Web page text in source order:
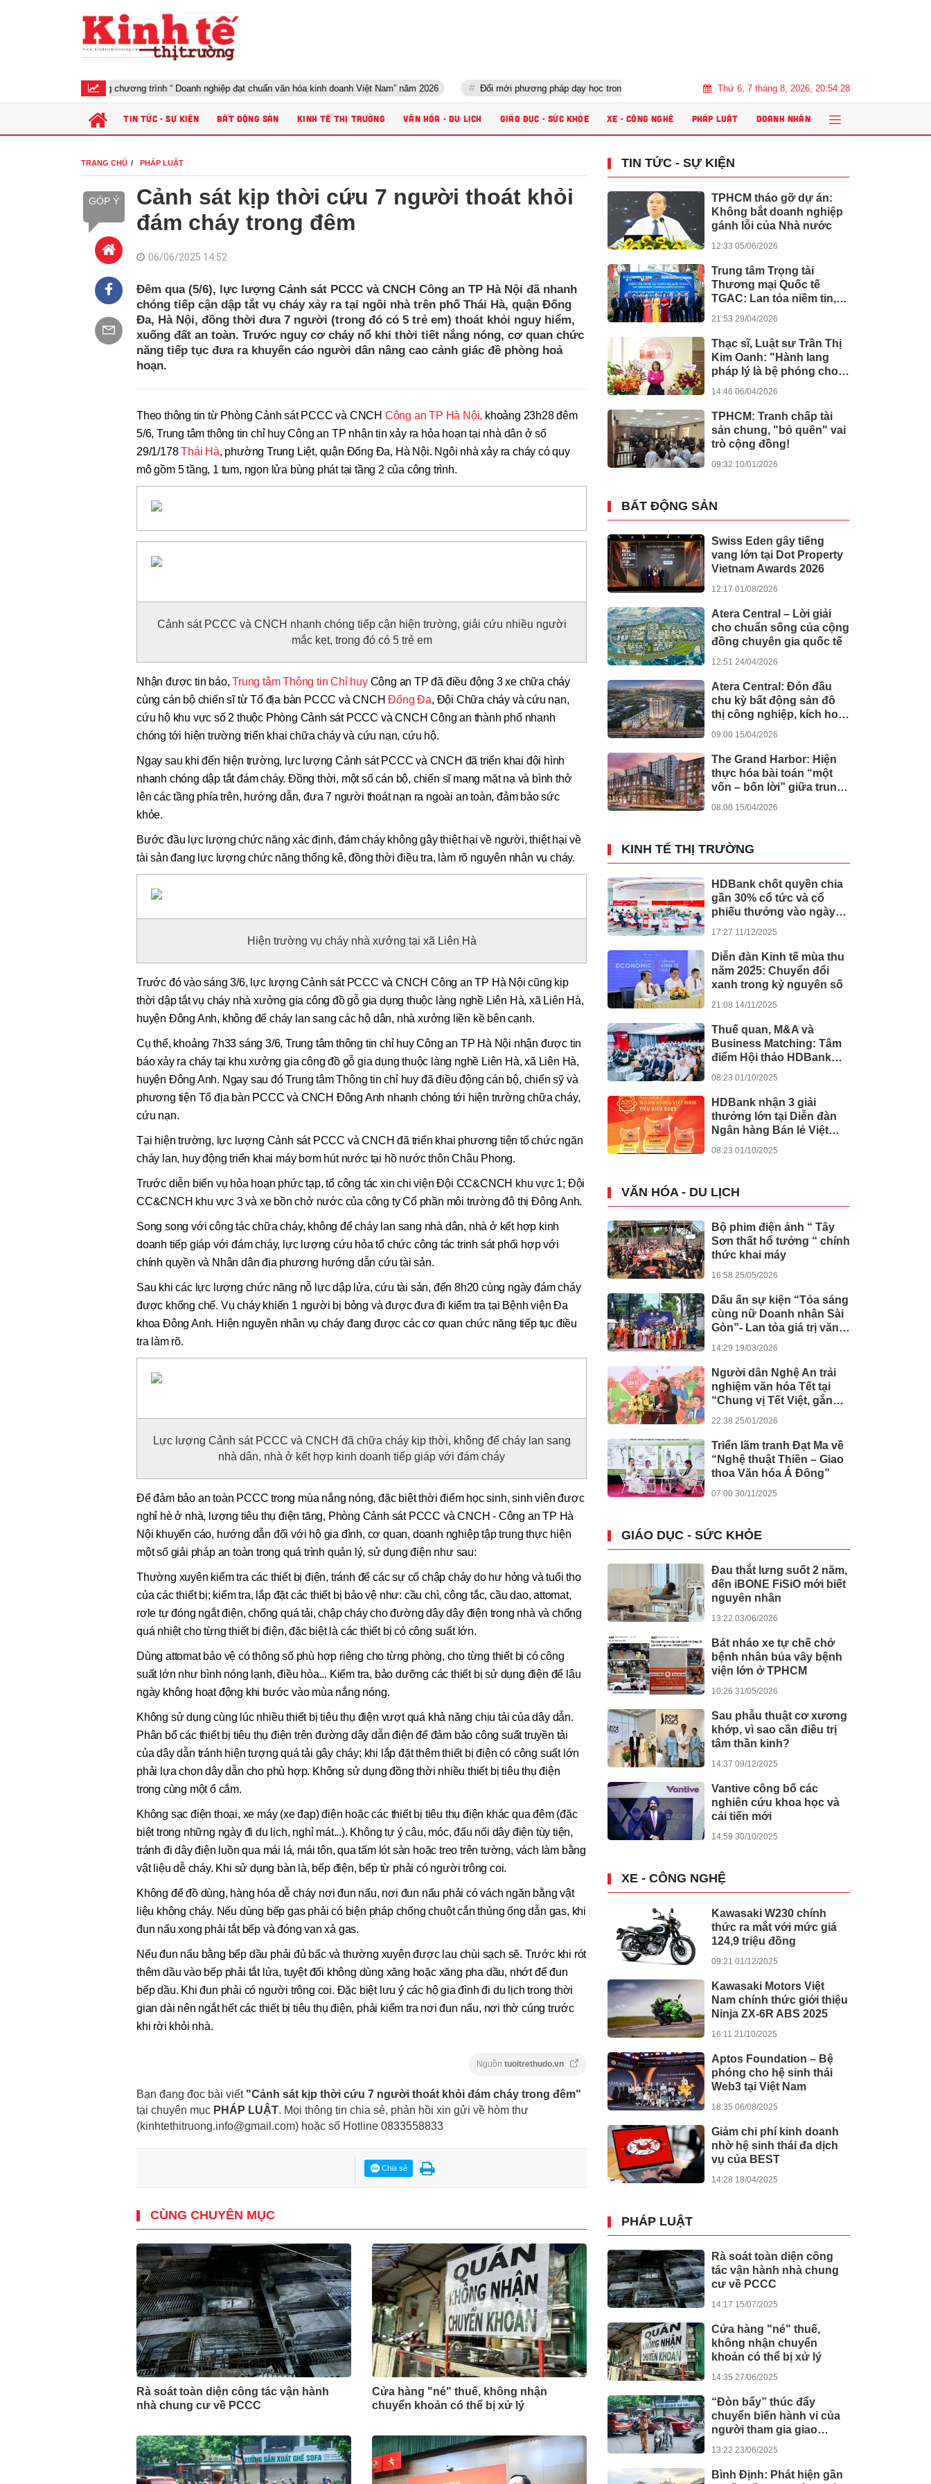
Khởi động chương trình “ Doanh nghiệp đạt chuẩn văn hóa kinh doanh Việt Nam” năm 2026 Đổi mới phương pháp dạy học trong kỷ nguyên AI: Giáo viên cần chuẩn bị gì? Giải thưởng Dot Property
Thứ 6, 7 tháng 8, 2026, 20:54:30
TIN TỨC - SỰ KIỆN BẤT ĐỘNG SẢN KINH TẾ THỊ TRƯỜNG VĂN HÓA - DU LỊCH GIÁO DỤC - SỨC KHỎE XE - CÔNG NGHỆ PHÁP LUẬT DOANH NHÂN
TRANG CHỦ PHÁP LUẬT
GÓP Ý
Cảnh sát kịp thời cứu 7 người thoát khỏi
đám cháy trong đêm
06/06/2025 14:52
Đêm qua (5/6), lực lượng Cảnh sát PCCC và CNCH Công an TP Hà Nội đã nhanh
chóng tiếp cận dập tắt vụ cháy xảy ra tại ngôi nhà trên phố Thái Hà, quận Đống
Đa, Hà Nội, đồng thời đưa 7 người (trong đó có 5 trẻ em) thoát khỏi nguy hiểm,
xuống đất an toàn. Trước nguy cơ cháy nổ khi thời tiết nắng nóng, cơ quan chức
năng tiếp tục đưa ra khuyến cáo người dân nâng cao cảnh giác đề phòng hoả
hoạn.
Theo thông tin từ Phòng Cảnh sát PCCC và CNCH Công an TP Hà Nội, khoảng 23h28 đêm
5/6, Trung tâm thông tin chỉ huy Công an TP nhận tin xảy ra hỏa hoạn tại nhà dân ở số
29/1/178Thái Hà, phường Trung Liệt, quận Đống Đa, Hà Nội. Ngôi nhà xảy ra cháy có quy
mô gồm 5 tầng, 1 tum, ngọn lửa bùng phát tại tầng 2 của công trình.
Cảnh sát PCCC và CNCH nhanh chóng tiếp cận hiện trường, giải cứu nhiều người
mắc kẹt, trong đó có 5 trẻ em
Nhận được tin báo,Trung tâm Thông tin Chỉ huy Công an TP đã điều động 3 xe chữa cháy
cùng cán bộ chiến sĩ từ Tổ địa bàn PCCC và CNCHĐống Đa, Đội Chữa cháy và cứu nạn,
cứu hộ khu vực số 2 thuộc Phòng Cảnh sát PCCC và CNCH Công an thành phố nhanh
chóng tới hiện trường triển khai chữa cháy và cứu nạn, cứu hộ.
Ngay sau khi đến hiện trường, lực lượng Cảnh sát PCCC và CNCH đã triển khai đội hình
nhanh chóng dập tắt đám cháy. Đồng thời, một số cán bộ, chiến sĩ mang mặt nạ và bình thở
lên các tầng phía trên, hướng dẫn, đưa 7 người thoát nạn ra ngoài an toàn, đảm bảo sức
khỏe.
Bước đầu lực lượng chức năng xác định, đám cháy không gây thiệt hại về người, thiệt hại về
tài sản đang lực lượng chức năng thống kê, đồng thời điều tra, làm rõ nguyên nhân vụ cháy.
Hiện trường vụ cháy nhà xưởng tại xã Liên Hà
Trước đó vào sáng 3/6, lực lượng Cảnh sát PCCC và CNCH Công an TP Hà Nội cũng kịp
thời dập tắt vụ cháy nhà xưởng gia công đồ gỗ gia dụng thuộc làng nghề Liên Hà, xã Liên Hà,
huyện Đông Anh, không để cháy lan sang các hộ dân, nhà xưởng liền kề bên cạnh.
Cụ thể, khoảng 7h33 sáng 3/6, Trung tâm thông tin chỉ huy Công an TP Hà Nội nhận được tin
báo xảy ra cháy tại khu xưởng gia công đồ gỗ gia dụng thuộc làng nghề Liên Hà, xã Liên Hà,
huyện Đông Anh. Ngay sau đó Trung tâm Thông tin chỉ huy đã điều động cán bộ, chiến sỹ và
phương tiện Tổ địa bàn PCCC và CNCH Đông Anh nhanh chóng tới hiện trường chữa cháy,
cứu nạn.
Tại hiện trường, lực lượng Cảnh sát PCCC và CNCH đã triển khai phương tiện tổ chức ngăn
cháy lan, huy động triển khai máy bơm hút nước tại hồ nước thôn Châu Phong.
Trước diễn biến vụ hỏa hoạn phức tạp, tổ công tác xin chi viện Đội CC&CNCH khu vực 1; Đội
CC&CNCH khu vực 3 và xe bồn chở nước của công ty Cổ phần môi trường đô thị Đông Anh.
Song song với công tác chữa cháy, không để cháy lan sang nhà dân, nhà ở kết hợp kinh
doanh tiếp giáp với đám cháy, lực lượng cứu hỏa tổ chức công tác trinh sát phối hợp với
chính quyền và Nhân dân địa phương hướng dẫn cứu tài sản.
Sau khi các lực lượng chức năng nỗ lực dập lửa, cứu tài sản, đến 8h20 cùng ngày đám cháy
được khống chế. Vụ cháy khiến 1 người bị bỏng và được đưa đi kiểm tra tại Bệnh viện Đa
khoa Đông Anh. Hiện nguyên nhân vụ cháy đang được các cơ quan chức năng tiếp tục điều
tra làm rõ.
Lực lượng Cảnh sát PCCC và CNCH đã chữa cháy kịp thời, không để cháy lan sang
nhà dân, nhà ở kết hợp kinh doanh tiếp giáp với đám cháy
Để đảm bảo an toàn PCCC trong mùa nắng nóng, đặc biệt thời điểm học sinh, sinh viên được
nghỉ hè ở nhà, lượng tiêu thụ điện tăng, Phòng Cảnh sát PCCC và CNCH - Công an TP Hà
Nội khuyến cáo, hướng dẫn đối với hộ gia đình, cơ quan, doanh nghiệp tập trung thực hiện
một số giải pháp an toàn trong quá trình quản lý, sử dụng điện như sau:
Thường xuyên kiểm tra các thiết bị điện, tránh để các sự cố chập cháy do hư hỏng và tuổi thọ
của các thiết bị; kiểm tra, lắp đặt các thiết bị bảo vệ như: cầu chì, công tắc, cầu dao, attomat,
rơle tự đóng ngắt điện, chống quá tải, chập cháy cho đường dây dây điện trong nhà và chống
quá nhiệt cho từng thiết bị điện, đặc biệt là các thiết bị có công suất lớn.
Dùng attomat bảo vệ có thông số phù hợp riêng cho từng phòng, cho từng thiết bị có công
suất lớn như bình nóng lạnh, điều hòa... Kiểm tra, bảo dưỡng các thiết bị sử dụng điện để lâu
ngày không hoạt động khi bước vào mùa nắng nóng.
Không sử dụng cùng lúc nhiều thiết bị tiêu thụ điện vượt quá khả năng chịu tải của dây dẫn.
Phân bổ các thiết bị tiêu thụ điện trên đường dây dẫn điện để đảm bảo công suất truyền tải
của dây dẫn tránh hiện tượng quá tải gây cháy; khi lắp đặt thêm thiết bị điện có công suất lớn
phải lựa chọn dây dẫn cho phù hợp. Không sử dụng đồng thời nhiều thiết bị tiêu thụ điện
trong cùng một ổ cắm.
Không sạc điện thoại, xe máy (xe đạp) điện hoặc các thiết bị tiêu thụ điện khác qua đêm (đặc
biệt trong những ngày đi du lịch, nghỉ mát...). Không tự ý câu, móc, đấu nối dây điện tùy tiện,
tránh đi dây điện luồn qua mái lá, mái tôn, qua tấm lót sàn hoặc treo trên tường, vách làm bằng
vật liệu dễ cháy. Khi sử dụng bàn là, bếp điện, bếp từ phải có người trông coi.
Không để đồ dùng, hàng hóa dễ cháy nơi đun nấu, nơi đun nấu phải có vách ngăn bằng vật
liệu không cháy. Nếu dùng bếp gas phải có biện pháp chống chuột cắn thủng ống dẫn gas, khi
đun nấu xong phải tắt bếp và đóng van xả gas.
Nếu đun nấu bằng bếp dầu phải đủ bấc và thường xuyên được lau chùi sạch sẽ. Trước khi rót
thêm dầu vào bếp phải tắt lửa, tuyệt đối không dùng xăng hoặc xăng pha dầu, nhớt để đun
bếp dầu. Khi đun phải có người trông coi. Đặc biệt lưu ý các hộ gia đình đi du lịch trong thời
gian dài nên ngắt hết các thiết bị tiêu thụ điện, phải kiểm tra nơi đun nấu, nơi thờ cúng trước
khi rời khỏi nhà.
Nguồn tuoitrethudo.vn
Bạn đang đọc bài viết "Cảnh sát kịp thời cứu 7 người thoát khỏi đám cháy trong đêm"
tại chuyên mục PHÁP LUẬT. Mọi thông tin chia sẻ, phản hồi xin gửi về hòm thư
(kinhtethitruong.info@gmail.com) hoặc số Hotline 0833558833
Chia sẻ
CÙNG CHUYÊN MỤC
Rà soát toàn diện công tác vận hành
nhà chung cư về PCCC
Cửa hàng "né" thuế, không nhận
chuyển khoản có thể bị xử lý
TIN TỨC - SỰ KIỆN
TPHCM tháo gỡ dự án:
Không bắt doanh nghiệp
gánh lỗi của Nhà nước
12:33 05/06/2026
Trung tâm Trọng tài
Thương mại Quốc tế
TGAC: Lan tỏa niềm tin,
21:53 29/04/2026
Thạc sĩ, Luật sư Trần Thị
Kim Oanh: "Hành lang
pháp lý là bệ phóng cho
14:46 06/04/2026
TPHCM: Tranh chấp tài
sản chung, "bỏ quên" vai
trò cộng đồng!
09:32 10/01/2026
BẤT ĐỘNG SẢN
Swiss Eden gây tiếng
vang lớn tại Dot Property
Vietnam Awards 2026
12:17 01/08/2026
Atera Central – Lời giải
cho chuẩn sống của cộng
đồng chuyên gia quốc tế
12:51 24/04/2026
Atera Central: Đón đầu
chu kỳ bất động sản đô
thị công nghiệp, kích hoạt
09:00 15/04/2026
The Grand Harbor: Hiện
thực hóa bài toán “một
vốn – bốn lời” giữa trung
08:00 15/04/2026
KINH TẾ THỊ TRƯỜNG
HDBank chốt quyền chia
gần 30% cổ tức và cổ
phiếu thưởng vào ngày
lớn
17:27 11/12/2025
Diễn đàn Kinh tế mùa thu
năm 202̀5: Chuyển đổi
xanh trong kỷ nguyên số
21:08 14/11/2025
Thuế quan, M&A và
Business Matching: Tâm
điểm Hội thảo HDBank
08:23 01/10/2025
HDBank nhận 3 giải
thưởng lớn tại Diễn đàn
Ngân hàng Bán lẻ Việt
08:23 01/10/2025
VĂN HÓA - DU LỊCH
Bộ phim điện ảnh “ Tây
Sơn thất hổ tưởng “ chính
thức khai máy
16:58 25/05/2026
Dấu ấn sự kiện “Tỏa sáng
cùng nữ Doanh nhân Sài
Gòn”- Lan tỏa giá trị văn
Chính phủ
14:29 19/03/2026
Người dân Nghệ An trải
nghiệm văn hóa Tết tại
“Chung vị Tết Việt, gắn
22:38 25/01/2026
Triển lãm tranh Đạt Ma về
“Nghệ thuật Thiền – Giao
thoa Văn hóa Á Đông”
07:00 30/11/2025
GIÁO DỤC - SỨC KHỎE
Đau thắt lưng suốt 2 năm,
đến iBONE FiSiO mới biết
nguyên nhân
13:22 03/06/2026
Bát nháo xe tự chế chở
bệnh nhân bủa vây bệnh
viện lớn ở TPHCM
10:26 31/05/2026
Sau phẫu thuật cơ xương
khớp, vì sao cần điều trị
tâm thần kinh?
14:37 09/12/2025
Vantive công bố các
nghiên cứu khoa học và
cải tiến mới
14:59 30/10/2025
XE - CÔNG NGHỆ
Kawasaki W230 chính
thức ra mắt với mức giá
124,9 triệu đồng
09:21 01/12/2025
Kawasaki Motors Việt
Nam chính thức giới thiệu
Ninja ZX-6R ABS 2025
16:11 21/10/2025
Aptos Foundation – Bệ
phóng cho hệ sinh thái
Web3 tại Việt Nam
18:35 06/08/2025
Giảm chi phí kinh doanh
nhờ hệ sinh thái đa dịch
vụ của BEST
14:28 18/04/2025
PHÁP LUẬT
Rà soát toàn diện công
tác vận hành nhà chung
cư về PCCC
14:17 15/07/2025
Cửa hàng "né" thuế,
không nhận chuyển
khoản có thể bị xử lý
14:35 27/06/2025
“Đòn bẩy” thúc đẩy
chuyển biến hành vi của
người tham gia giao
13:22 23/06/2025
Bình Định: Phát hiện gần